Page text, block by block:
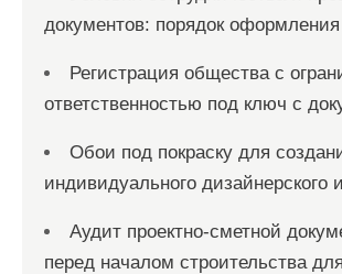
документов: порядок оформления
Регистрация общества с
ответственностью под ключ с
Обои под покраску для
индивидуального дизайнерского
Аудит проектно-сметной
перед началом строительства для